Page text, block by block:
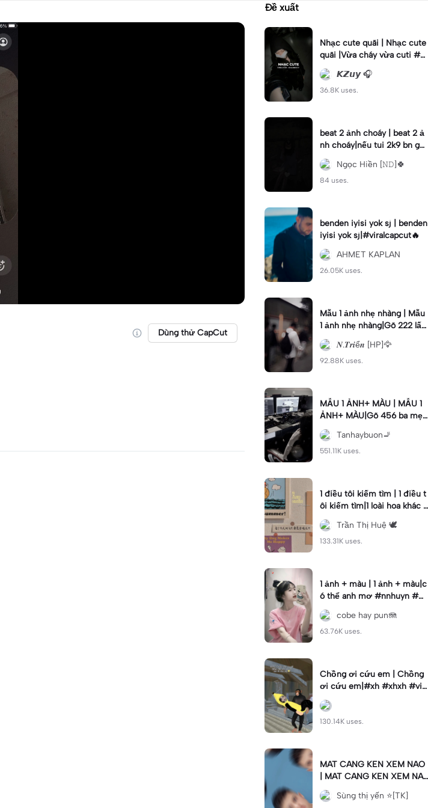
Dùng thử CapCut
Đề xuất
Nhạc cute quãi | Nhạc cute
quãi |Vừa cháy vừa cuti #x
h #khahduy
𝙆𝙕𝙪𝙮 🎧
36.8K uses.
beat 2 ảnh choáy | beat 2 ả
nh choáy|nếu tui 2k9 bn gọi
tui là... #xhuong📌#hanna_e
dit#choayNgọc Hiền [𝙽𝙳]🍀
84 uses.
benden iyisi yok sj | benden
iyisi yok sj|#viralcapcut🔥
AHMET KAPLAN
26.05K uses.
Mẫu 1 ảnh nhẹ nhàng | Mẫu
1 ảnh nhẹ nhàng|Gõ 222 lấy
vía da trắng #xuhuong #nhi
ethuyet #1anh #fyp
𝑵.𝑻𝒓𝒊ể𝒏 [HP]🦅
92.88K uses.
MẪU 1 ẢNH+ MÀU | MẪU 1
ẢNH+ MÀU|Gõ 456 ba mẹ
được mạnh khoẻ #dductan
#mau1anh #mau
Tanhaybuon🚬
551.11K uses.
1 điều tôi kiếm tìm | 1 điều t
ôi kiếm tìm|1 loài hoa khác b
iệt 🐾 #xh#tranthihue#tth2
5#viralTrần Thị Huệ 🕊️
133.31K uses.
1 ảnh + màu | 1 ảnh + màu|c
ó thể anh mơ #nnhuyn #w
gts #xhuong📌
cobe hay pun🪼
63.76K uses.
Chồng ơi cứu em | Chồng
ơi cứu em|#xh #xhxh #vir
al
130.14K uses.
MAT CANG KEN XEM NAO
| MAT CANG KEN XEM NA
O|#xuhuong👑🥀#statuswa
#storywa #fyp#ngau😎😎
Sùng thị yến ⭐[TK]